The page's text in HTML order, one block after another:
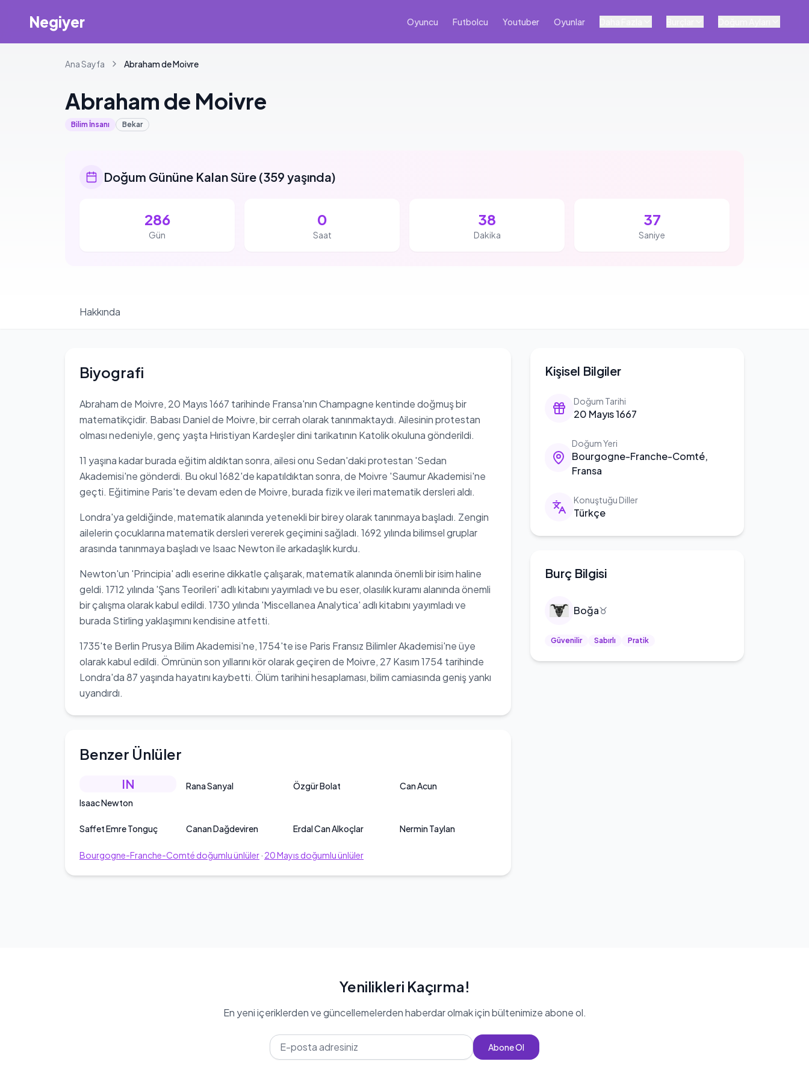
Negiyer Oyuncu Futbolcu Youtuber Oyunlar
Ana Sayfa Abrahamde Moivre
Abraham de Moivre
Bilim İnsanı Bekar
Doğum Gününe Kalan Süre (359 yaşında)
286
Gün
0
Saat
38
Dakika
36
Saniye
Hakkında
Kişisel Bilgiler
Doğum Tarihi
20 Mayıs 1667
Doğum Yeri
Bourgogne-Franche-Comté,
Fransa
Konuştuğu Diller
Türkçe
Burç Bilgisi
Boğa♉
Güvenilir Sabırlı Pratik
Biyografi
Abraham de Moivre, 20 Mayıs 1667 tarihinde Fransa'nın Champagne kentinde doğmuş bir
matematikçidir. Babası Daniel de Moivre, bir cerrah olarak tanınmaktaydı. Ailesinin protestan
olması nedeniyle, genç yaşta Hıristiyan Kardeşler dini tarikatının Katolik okuluna gönderildi.
11 yaşına kadar burada eğitim aldıktan sonra, ailesi onu Sedan'daki protestan 'Sedan
Akademisi'ne gönderdi. Bu okul 1682'de kapatıldıktan sonra, de Moivre 'Saumur Akademisi'ne
geçti. Eğitimine Paris'te devam eden de Moivre, burada fizik ve ileri matematik dersleri aldı.
Londra'ya geldiğinde, matematik alanında yetenekli bir birey olarak tanınmaya başladı. Zengin
ailelerin çocuklarına matematik dersleri vererek geçimini sağladı. 1692 yılında bilimsel gruplar
arasında tanınmaya başladı ve Isaac Newton ile arkadaşlık kurdu.
Newton'un 'Principia' adlı eserine dikkatle çalışarak, matematik alanında önemli bir isim haline
geldi. 1712 yılında 'Şans Teorileri' adlı kitabını yayımladı ve bu eser, olasılık kuramı alanında önemli
bir çalışma olarak kabul edildi. 1730 yılında 'Miscellanea Analytica' adlı kitabını yayımladı ve
burada Stirling yaklaşımını kendisine atfetti.
1735'te Berlin Prusya Bilim Akademisi'ne, 1754'te ise Paris Fransız Bilimler Akademisi'ne üye
olarak kabul edildi. Ömrünün son yıllarını kör olarak geçiren de Moivre, 27 Kasım 1754 tarihinde
Londra'da 87 yaşında hayatını kaybetti. Ölüm tarihini hesaplaması, bilim camiasında geniş yankı
uyandırdı.
Benzer Ünlüler
IN
Isaac Newton
Rana Sanyal Özgür Bolat Can Acun
Saffet Emre Tonguç Canan Dağdeviren Erdal Can Alkoçlar Nermin Taylan
Bourgogne-Franche-Comté doğumlu ünlüler· 20Mayıs doğumlu ünlüler
Yenilikleri Kaçırma!
En yeni içeriklerden ve güncellemelerden haberdar olmak için bültenimize abone ol.
Abone Ol